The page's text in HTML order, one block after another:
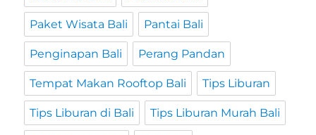
Paket Wisata Bali Pantai Bali
Penginapan Bali Perang Pandan
Tempat Makan Rooftop Bali Tips Liburan
Tips Liburan di Bali Tips Liburan Murah Bali